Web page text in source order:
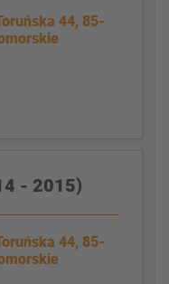
44, 85-
- 2015)
44, 85-